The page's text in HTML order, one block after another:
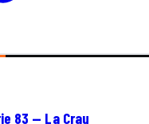
83 — La Crau